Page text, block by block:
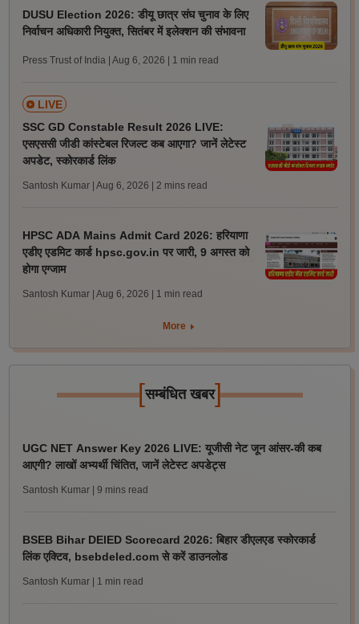
DUSU Election 2026: डीयू छात्र संघ चुनाव के लिए
निर्वाचन अधिकारी नियुक्त, सितंबर में इलेक्शन की संभावना
Press Trust of India | Aug 6, 2026 | 1 min read
LIVE
SSC GD Constable Result 2026 LIVE:
एसएससी जीडी कांस्टेबल रिजल्ट कब आएगा? जानें लेटेस्ट
अपडेट, स्कोरकार्ड लिंक
Santosh Kumar | Aug 6, 2026 | 2 mins read
HPSC ADA Mains Admit Card 2026: हरियाणा
एडीए एडमिट कार्ड hpsc.gov.in पर जारी, 9 अगस्त को
होगा एग्जाम
Santosh Kumar | Aug 6, 2026 | 1 min read
More
[सम्बंधित खबर]
UGC NET Answer Key 2026 LIVE: यूजीसी नेट जून आंसर-की कब
आएगी? लाखों अभ्यर्थी चिंतित, जानें लेटेस्ट अपडेट्स
Santosh Kumar | 9 mins read
BSEB Bihar DElED Scorecard 2026: बिहार डीएलएड स्कोरकार्ड
लिंक एक्टिव, bsebdeled.com से करें डाउनलोड
Santosh Kumar | 1 min read